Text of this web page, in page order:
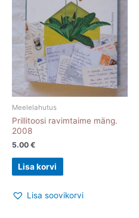
Meelelahutus
Prillitoosi ravimtaime mäng.
2008
5.00 €
Lisa korvi
Lisa soovikorvi